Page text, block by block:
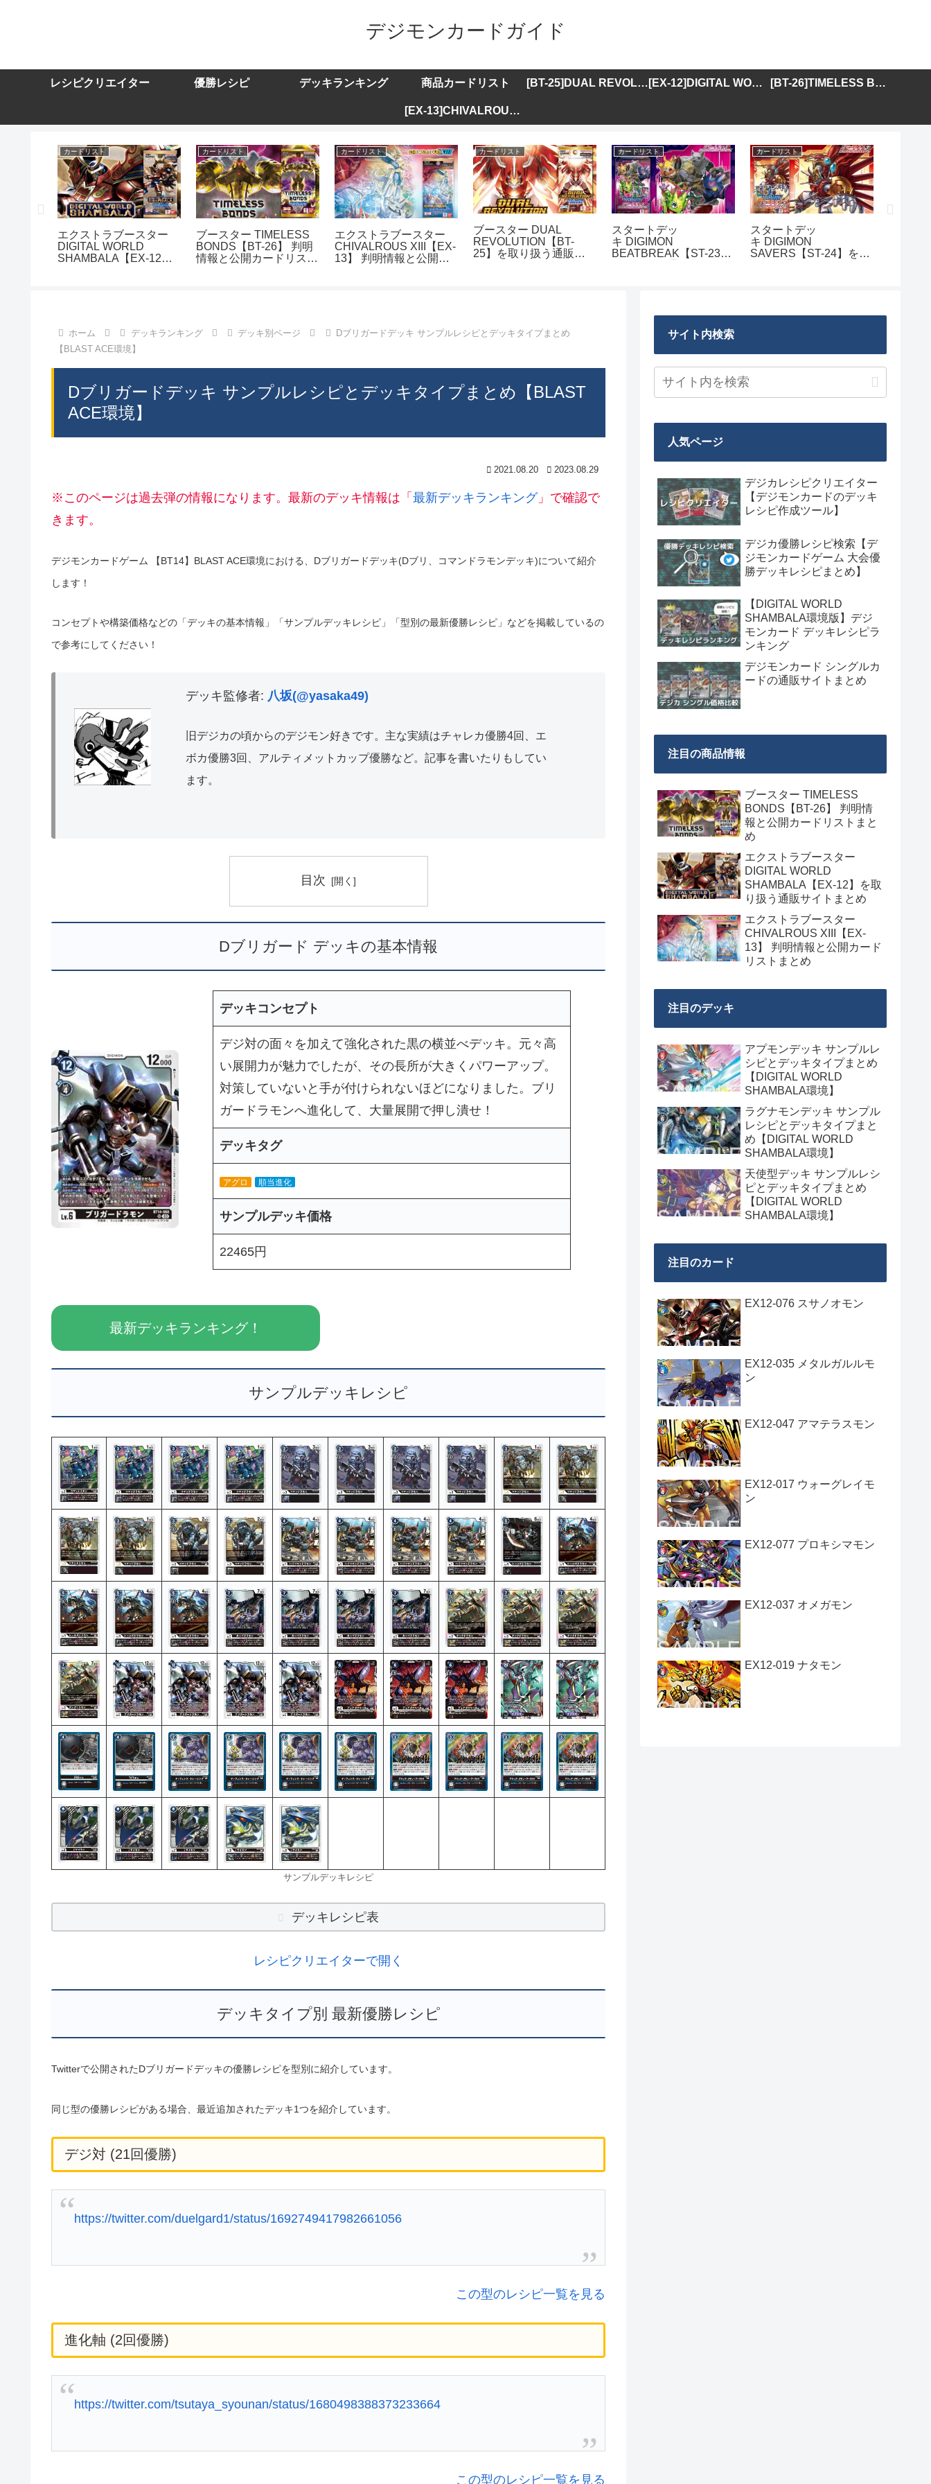
デジモンカードガイド
レシピクリエイター 優勝レシピ デッキランキング 商品カードリスト [BT-25]DUAL REVOLUTION [EX-12]DIGITAL WORLD SHAMBALA [BT-26]TIMELESS BONDS
[EX-13]CHIVALROUS XIII
カードリスト
エクストラブースター
DIGITAL WORLD
SHAMBALA【EX-12】
カードリスト
ブースター TIMELESS
BONDS【BT-26】 判明
情報と公開カードリスト
カードリスト
エクストラブースター
CHIVALROUS XIII【EX-
13】 判明情報と公開カ
カードリスト
ブースター DUAL
REVOLUTION【BT-
25】を取り扱う通販サ
カードリスト
スタートデッ
キ DIGIMON
BEATBREAK【ST-23】
カードリスト
スタートデッ
キ DIGIMON
SAVERS【ST-24】を取
ホーム デッキランキング デッキ別ページ
Dブリガードデッキ サンプルレシピとデッキタイプまとめ
【BLAST ACE環境】
Dブリガードデッキ サンプルレシピとデッキタイプまとめ【BLAST
ACE環境】
2021.08.20 2023.08.29
※このページは過去弾の情報になります。最新のデッキ情報は「 最新デッキランキング」で確認で
きます。
デジモンカードゲーム 【BT14】BLAST ACE環境における、Dブリガードデッキ(Dブリ、コマンドラモンデッキ)について紹介
します！
コンセプトや構築価格などの「デッキの基本情報」「サンプルデッキレシピ」「型別の最新優勝レシピ」などを掲載しているの
で参考にしてください！
デッキ監修者: 八坂(@yasaka49)
旧デジカの頃からのデジモン好きです。主な実績はチャレカ優勝4回、エ
ボカ優勝3回、アルティメットカップ優勝など。記事を書いたりもしてい
ます。
目次
Dブリガード デッキの基本情報
デッキコンセプト
デジ対の面々を加えて強化された黒の横並べデッキ。元々高
い展開力が魅力でしたが、その長所が大きくパワーアップ。
対策していないと手が付けられないほどになりました。ブリ
ガードラモンへ進化して、大量展開で押し潰せ！
デッキタグ
アグロ 順当進化
サンプルデッキ価格
22465円
最新デッキランキング！
サンプルデッキレシピ
サンプルデッキレシピ
デッキレシピ表
レシピクリエイターで開く
デッキタイプ別 最新優勝レシピ
Twitterで公開されたDブリガードデッキの優勝レシピを型別に紹介しています。
同じ型の優勝レシピがある場合、最近追加されたデッキ1つを紹介しています。
デジ対 (21回優勝)
https://twitter.com/duelgard1/status/1692749417982661056
この型のレシピ一覧を見る
進化軸 (2回優勝)
https://twitter.com/tsutaya_syounan/status/1680498388373233664
この型のレシピ一覧を見る
サイト内検索
人気ページ
デジカレシピクリエイター
【デジモンカードのデッキ
レシピ作成ツール】
デジカ優勝レシピ検索【デ
ジモンカードゲーム 大会優
勝デッキレシピまとめ】
【DIGITAL WORLD
SHAMBALA環境版】デジ
モンカード デッキレシピラ
ンキング
デジモンカード シングルカ
ードの通販サイトまとめ
注目の商品情報
ブースター TIMELESS
BONDS【BT-26】 判明情
報と公開カードリストまと
め
エクストラブースター
DIGITAL WORLD
SHAMBALA【EX-12】を取
り扱う通販サイトまとめ
エクストラブースター
CHIVALROUS XIII【EX-
13】 判明情報と公開カード
リストまとめ
注目のデッキ
アプモンデッキ サンプルレ
シピとデッキタイプまとめ
【DIGITAL WORLD
SHAMBALA環境】
ラグナモンデッキ サンプル
レシピとデッキタイプまと
め【DIGITAL WORLD
SHAMBALA環境】
天使型デッキ サンプルレシ
ピとデッキタイプまとめ
【DIGITAL WORLD
SHAMBALA環境】
注目のカード
EX12-076 スサノオモン
EX12-035 メタルガルルモ
ン
EX12-047 アマテラスモン
EX12-017 ウォーグレイモ
ン
EX12-077 プロキシマモン
EX12-037 オメガモン
EX12-019 ナタモン